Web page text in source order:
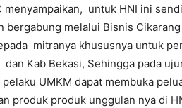
menyampaikan, untuk HNI ini
bergabung melalui Bisnis
mitranya khususnya untuk
Kab Bekasi, Sehingga pada
UMKM dapat membuka
produk produk unggulan nya di